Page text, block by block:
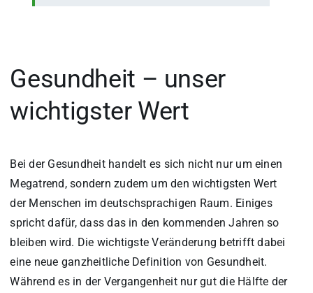
Gesundheit – unser
wichtigster Wert
Bei der Gesundheit handelt es sich nicht nur um einen
Megatrend, sondern zudem um den wichtigsten Wert
der Menschen im deutschsprachigen Raum. Einiges
spricht dafür, dass das in den kommenden Jahren so
bleiben wird. Die wichtigste Veränderung betrifft dabei
eine neue ganzheitliche Definition von Gesundheit.
Während es in der Vergangenheit nur gut die Hälfte der